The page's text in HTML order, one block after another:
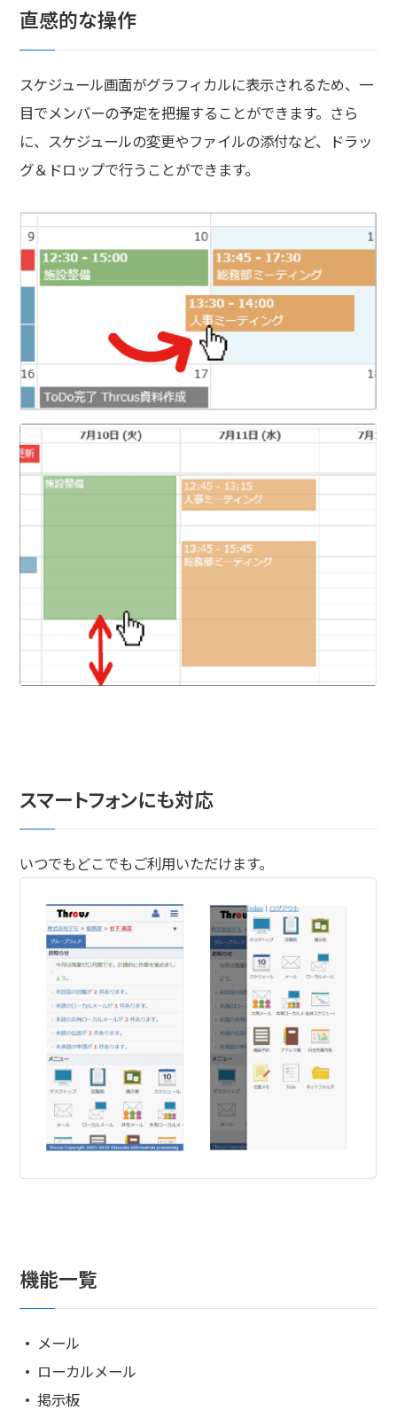
個人情報保護ポリシー
反社会的勢力排除宣言
イベント＆トピックス
直感的な操作
スケジュール画面がグラフィカルに表示されるため、一
目でメンバーの予定を把握することができます。さら
に、スケジュールの変更やファイルの添付など、ドラッ
グ＆ドロップで行うことができます。
スマートフォンにも対応
いつでもどこでもご利用いただけます。
機能一覧
メール
ローカルメール
掲示板